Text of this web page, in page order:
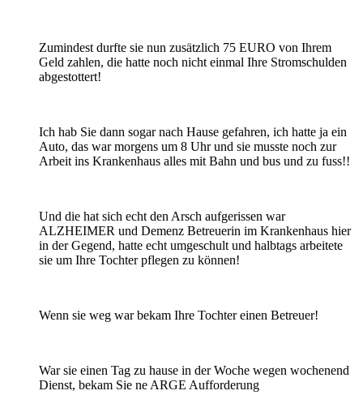
Zumindest durfte sie nun zusätzlich 75 EURO von Ihrem
Geld zahlen, die hatte noch nicht einmal Ihre Stromschulden
abgestottert!
Ich hab Sie dann sogar nach Hause gefahren, ich hatte ja ein
Auto, das war morgens um 8 Uhr und sie musste noch zur
Arbeit ins Krankenhaus alles mit Bahn und bus und zu fuss!!
Und die hat sich echt den Arsch aufgerissen war
ALZHEIMER und Demenz Betreuerin im Krankenhaus hier
in der Gegend, hatte echt umgeschult und halbtags arbeitete
sie um Ihre Tochter pflegen zu können!
Wenn sie weg war bekam Ihre Tochter einen Betreuer!
War sie einen Tag zu hause in der Woche wegen wochenend
Dienst, bekam Sie ne ARGE Aufforderung